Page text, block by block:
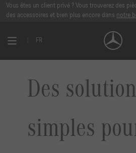
Vous êtes un client privé ? Vous trouverez des
des accessoires et bien plus encore dans notre
FR
Des
simples